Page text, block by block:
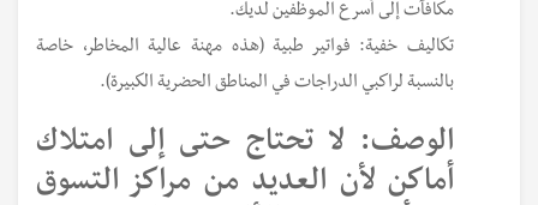
مكافآت إلى أسرع الموظفين لديك.
تكاليف خفية: فواتير طبية (هذه مهنة عالية المخاطر، خاصة
بالنسبة لراكبي الدراجات في المناطق الحضرية الكبيرة).
الوصف: لا تحتاج حتى إلى امتلاك
أماكن لأن العديد من مراكز التسوق